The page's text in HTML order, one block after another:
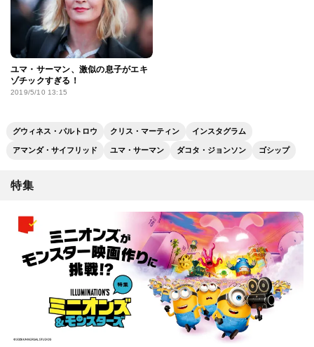
ユマ・サーマン、激似の息子がエキ
ゾチックすぎる！
2019/5/10 13:15
グウィネス・パルトロウ クリス・マーティン インスタグラム
アマンダ・サイフリッド ユマ・サーマン ダコタ・ジョンソン ゴシップ
特集